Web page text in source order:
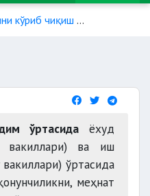
кўриб чиқиш
ўртасида ёхуд
вакиллари) ва иш
ўртасида
меҳнат